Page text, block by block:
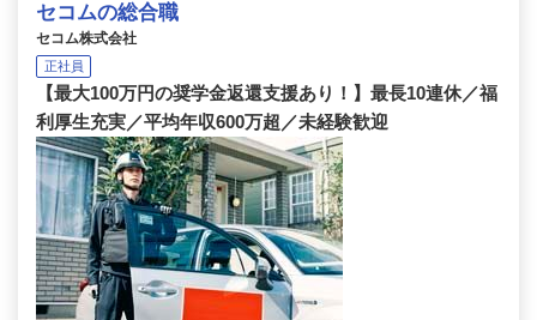
セコムの総合職
セコム株式会社
正社員
【最大100万円の奨学金返還支援あり！】最長10連休／福
利厚生充実／平均年収600万超／未経験歓迎